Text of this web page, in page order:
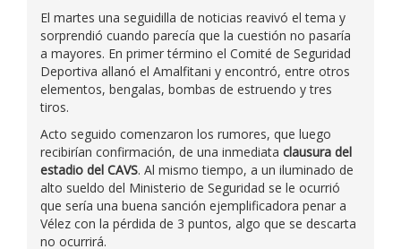
El martes una seguidilla de noticias reavivó el tema y
sorprendió cuando parecía que la cuestión no pasaría
a mayores. En primer término el Comité de Seguridad
Deportiva allanó el Amalfitani y encontró, entre otros
elementos, bengalas, bombas de estruendo y tres
tiros.
Acto seguido comenzaron los rumores, que luego
recibirían confirmación, de una inmediata clausura del
estadio del CAVS. Al mismo tiempo, a un iluminado de
alto sueldo del Ministerio de Seguridad se le ocurrió
que sería una buena sanción ejemplificadora penar a
Vélez con la pérdida de 3 puntos, algo que se descarta
no ocurrirá.